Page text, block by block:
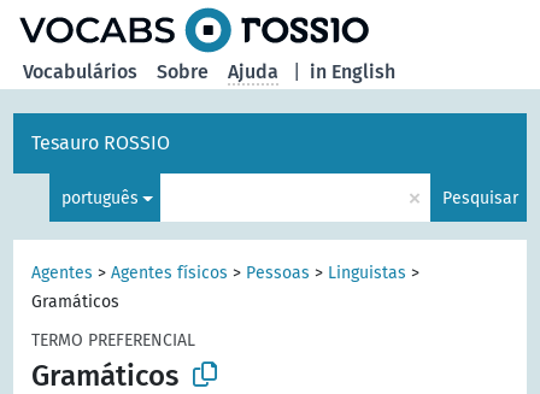
in English
Vocabulários Sobre Ajuda
Tesauro ROSSIO
português × Pesquisar
Agentes >Agentes físicos > Pessoas > Linguistas >
Gramáticos
TERMO PREFERENCIAL
Gramáticos